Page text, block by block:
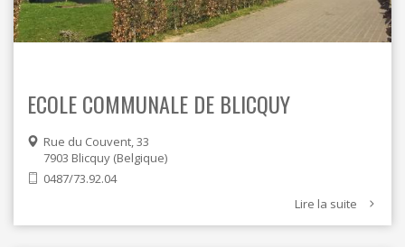
ECOLE COMMUNALE DE BLICQUY
Rue du Couvent, 33
7903 Blicquy Belgique
0487/73.92.04
Lire la suite